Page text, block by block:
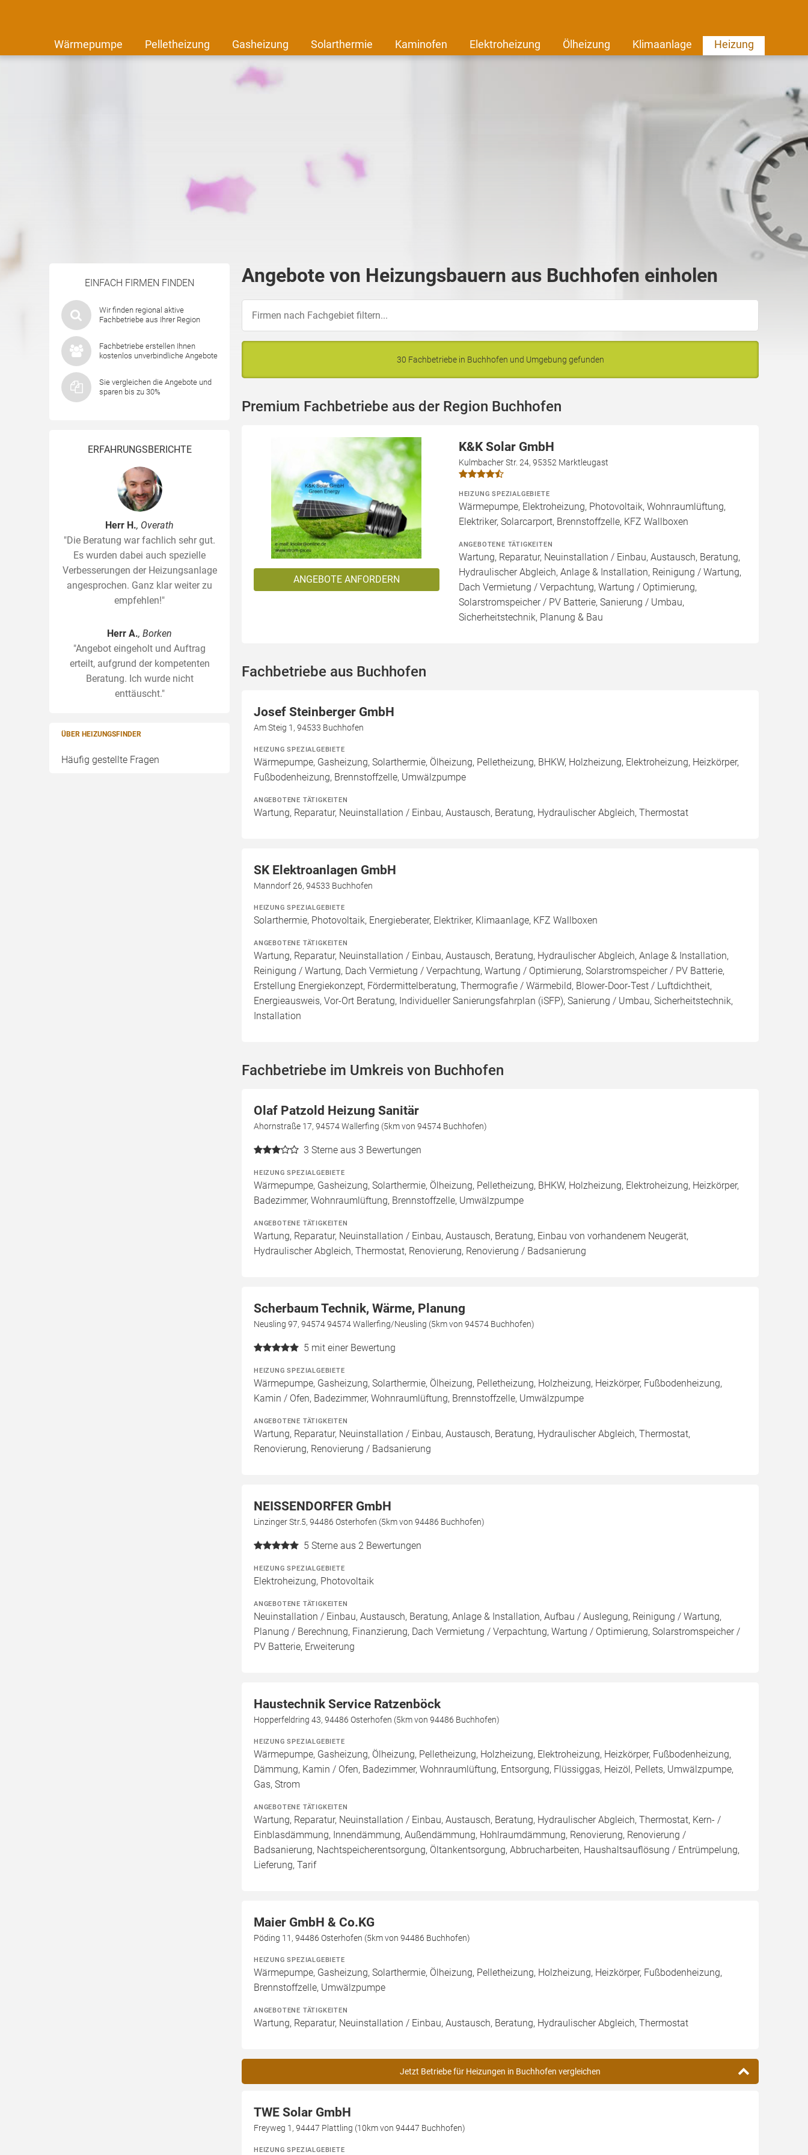
Wärmepumpe Pelletheizung Gasheizung Solarthermie Kaminofen Elektroheizung Ölheizung Klimaanlage Heizung
EINFACH FIRMEN FINDEN
Wir finden regional aktive
Fachbetriebe aus Ihrer Region
Fachbetriebe erstellen Ihnen
kostenlos unverbindliche Angebote
Sie vergleichen die Angebote und
sparen bis zu 30%
ERFAHRUNGSBERICHTE
Herr H., Overath
"Die Beratung war fachlich sehr gut.
Es wurden dabei auch spezielle
Verbesserungen der Heizungsanlage
angesprochen. Ganz klar weiter zu
empfehlen!"
Herr A., Borken
"Angebot eingeholt und Auftrag
erteilt, aufgrund der kompetenten
Beratung. Ich wurde nicht
enttäuscht."
ÜBER HEIZUNGSFINDER
Häufig gestellte Fragen
Angebote von Heizungsbauern aus Buchhofen einholen
30 Fachbetriebe in Buchhofen und Umgebung gefunden
Premium Fachbetriebe aus der Region Buchhofen
ANGEBOTE ANFORDERN
K&K Solar GmbH
Kulmbacher Str. 24, 95352 Marktleugast
HEIZUNG SPEZIALGEBIETE
Wärmepumpe, Elektroheizung, Photovoltaik, Wohnraumlüftung,
Elektriker, Solarcarport, Brennstoffzelle, KFZ Wallboxen
ANGEBOTENE TÄTIGKEITEN
Wartung, Reparatur, Neuinstallation / Einbau, Austausch, Beratung,
Hydraulischer Abgleich, Anlage & Installation, Reinigung / Wartung,
Dach Vermietung / Verpachtung, Wartung / Optimierung,
Solarstromspeicher / PV Batterie, Sanierung / Umbau,
Sicherheitstechnik, Planung & Bau
Fachbetriebe aus Buchhofen
Josef Steinberger GmbH
Am Steig 1, 94533 Buchhofen
HEIZUNG SPEZIALGEBIETE
Wärmepumpe, Gasheizung, Solarthermie, Ölheizung, Pelletheizung, BHKW, Holzheizung, Elektroheizung, Heizkörper,
Fußbodenheizung, Brennstoffzelle, Umwälzpumpe
ANGEBOTENE TÄTIGKEITEN
Wartung, Reparatur, Neuinstallation / Einbau, Austausch, Beratung, Hydraulischer Abgleich, Thermostat
SK Elektroanlagen GmbH
Manndorf 26, 94533 Buchhofen
HEIZUNG SPEZIALGEBIETE
Solarthermie, Photovoltaik, Energieberater, Elektriker, Klimaanlage, KFZ Wallboxen
ANGEBOTENE TÄTIGKEITEN
Wartung, Reparatur, Neuinstallation / Einbau, Austausch, Beratung, Hydraulischer Abgleich, Anlage & Installation,
Reinigung / Wartung, Dach Vermietung / Verpachtung, Wartung / Optimierung, Solarstromspeicher / PV Batterie,
Erstellung Energiekonzept, Fördermittelberatung, Thermografie / Wärmebild, Blower-Door-Test / Luftdichtheit,
Energieausweis, Vor-Ort Beratung, Individueller Sanierungsfahrplan (iSFP), Sanierung / Umbau, Sicherheitstechnik,
Installation
Fachbetriebe im Umkreis von Buchhofen
Olaf Patzold Heizung Sanitär
Ahornstraße 17, 94574 Wallerfing (5km von 94574 Buchhofen)
3 Sterne aus 3 Bewertungen
HEIZUNG SPEZIALGEBIETE
Wärmepumpe, Gasheizung, Solarthermie, Ölheizung, Pelletheizung, BHKW, Holzheizung, Elektroheizung, Heizkörper,
Badezimmer, Wohnraumlüftung, Brennstoffzelle, Umwälzpumpe
ANGEBOTENE TÄTIGKEITEN
Wartung, Reparatur, Neuinstallation / Einbau, Austausch, Beratung, Einbau von vorhandenem Neugerät,
Hydraulischer Abgleich, Thermostat, Renovierung, Renovierung / Badsanierung
Scherbaum Technik, Wärme, Planung
Neusling 97, 94574 94574 Wallerfing/Neusling (5km von 94574 Buchhofen)
5 mit einer Bewertung
HEIZUNG SPEZIALGEBIETE
Wärmepumpe, Gasheizung, Solarthermie, Ölheizung, Pelletheizung, Holzheizung, Heizkörper, Fußbodenheizung,
Kamin / Ofen, Badezimmer, Wohnraumlüftung, Brennstoffzelle, Umwälzpumpe
ANGEBOTENE TÄTIGKEITEN
Wartung, Reparatur, Neuinstallation / Einbau, Austausch, Beratung, Hydraulischer Abgleich, Thermostat,
Renovierung, Renovierung / Badsanierung
NEISSENDORFER GmbH
Linzinger Str.5, 94486 Osterhofen (5km von 94486 Buchhofen)
5 Sterne aus 2 Bewertungen
HEIZUNG SPEZIALGEBIETE
Elektroheizung, Photovoltaik
ANGEBOTENE TÄTIGKEITEN
Neuinstallation / Einbau, Austausch, Beratung, Anlage & Installation, Aufbau / Auslegung, Reinigung / Wartung,
Planung / Berechnung, Finanzierung, Dach Vermietung / Verpachtung, Wartung / Optimierung, Solarstromspeicher /
PV Batterie, Erweiterung
Haustechnik Service Ratzenböck
Hopperfeldring 43, 94486 Osterhofen (5km von 94486 Buchhofen)
HEIZUNG SPEZIALGEBIETE
Wärmepumpe, Gasheizung, Ölheizung, Pelletheizung, Holzheizung, Elektroheizung, Heizkörper, Fußbodenheizung,
Dämmung, Kamin / Ofen, Badezimmer, Wohnraumlüftung, Entsorgung, Flüssiggas, Heizöl, Pellets, Umwälzpumpe,
Gas, Strom
ANGEBOTENE TÄTIGKEITEN
Wartung, Reparatur, Neuinstallation / Einbau, Austausch, Beratung, Hydraulischer Abgleich, Thermostat, Kern- /
Einblasdämmung, Innendämmung, Außendämmung, Hohlraumdämmung, Renovierung, Renovierung /
Badsanierung, Nachtspeicherentsorgung, Öltankentsorgung, Abbrucharbeiten, Haushaltsauflösung / Entrümpelung,
Lieferung, Tarif
Maier GmbH & Co.KG
Pöding 11, 94486 Osterhofen (5km von 94486 Buchhofen)
HEIZUNG SPEZIALGEBIETE
Wärmepumpe, Gasheizung, Solarthermie, Ölheizung, Pelletheizung, Holzheizung, Heizkörper, Fußbodenheizung,
Brennstoffzelle, Umwälzpumpe
ANGEBOTENE TÄTIGKEITEN
Wartung, Reparatur, Neuinstallation / Einbau, Austausch, Beratung, Hydraulischer Abgleich, Thermostat
Jetzt Betriebe für Heizungen in Buchhofen vergleichen
TWE Solar GmbH
Freyweg 1, 94447 Plattling (10km von 94447 Buchhofen)
HEIZUNG SPEZIALGEBIETE